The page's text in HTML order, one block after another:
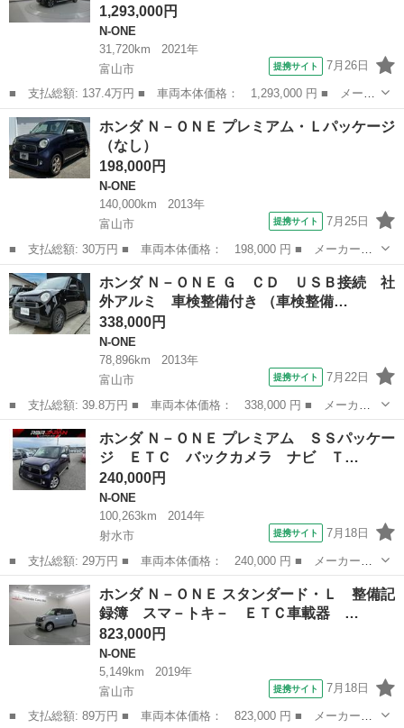
1,293,000円
N-ONE
31,720km
2021年
富山市
提携サイト 7月26日
■ 支払総額: 137.4万円 ■ 車両本体価格： 1,293,000 円 ■ メーカ
ー名： ホンダ ■ 車種名： Ｎ－ＯＮＥ ■ グレード名： プレミ
アム ＢＬＵＥＴＯＯＴＨ 衝突被害軽減ブレーキ 横滑り防止装
置 リアカ...
富山 富山市 N-ONE
ホンダ Ｎ－ＯＮＥ プレミアム・Ｌパッケージ
（なし）
198,000円
N-ONE
140,000km
2013年
富山市
提携サイト 7月25日
■ 支払総額: 30万円 ■ 車両本体価格： 198,000 円 ■ メーカー
名： ホンダ ■ 車種名： Ｎ－ＯＮＥ ■ グレード名： プレミア
ム・Ｌパッケージ ■ 排気量： 660cc ■ ドア枚数： 5D ■ ミッシ
ョ...
富山 富山市 N-ONE
ホンダ Ｎ－ＯＮＥ Ｇ ＣＤ ＵＳＢ接続 社
外アルミ 車検整備付き （車検整備…
338,000円
N-ONE
78,896km
2013年
富山市
提携サイト 7月22日
■ 支払総額: 39.8万円 ■ 車両本体価格： 338,000 円 ■ メーカー
名： ホンダ ■ 車種名： Ｎ－ＯＮＥ ■ グレード名： Ｇ Ｃ
Ｄ ＵＳＢ接続 社外アルミ 車検整備付き ■ 排気量： 660cc ■
ドア...
富山 富山市 N-ONE
ホンダ Ｎ－ＯＮＥ プレミアム ＳＳパッケー
ジ ＥＴＣ バックカメラ ナビ Ｔ…
240,000円
N-ONE
100,263km
2014年
射水市
提携サイト 7月18日
■ 支払総額: 29万円 ■ 車両本体価格： 240,000 円 ■ メーカー
名： ホンダ ■ 車種名： Ｎ－ＯＮＥ ■ グレード名： プレミア
ム ＳＳパッケージ ＥＴＣ バックカメラ ナビ ＴＶ 衝突被害
軽減システム オ...
富山 射水市 N-ONE
ホンダ Ｎ－ＯＮＥ スタンダード・Ｌ 整備記
録簿 スマ－トキ－ ＥＴＣ車載器 …
823,000円
N-ONE
5,149km
2019年
富山市
提携サイト 7月18日
■ 支払総額: 89万円 ■ 車両本体価格： 823,000 円 ■ メーカー